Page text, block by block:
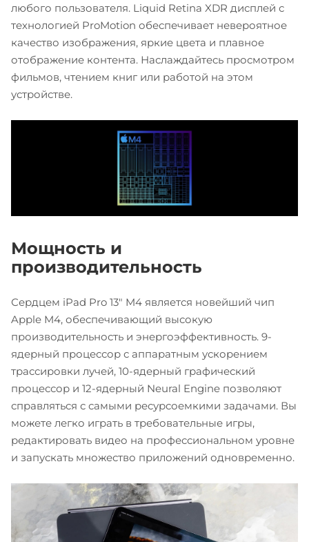
любого пользователя. Liquid Retina XDR дисплей с
технологией ProMotion обеспечивает невероятное
качество изображения, яркие цвета и плавное
отображение контента. Наслаждайтесь просмотром
фильмов, чтением книг или работой на этом
устройстве.
Мощность и
производительность
Сердцем iPad Pro 13" M4 является новейший чип
Apple M4, обеспечивающий высокую
производительность и энергоэффективность. 9-
ядерный процессор с аппаратным ускорением
трассировки лучей, 10-ядерный графический
процессор и 12-ядерный Neural Engine позволяют
справляться с самыми ресурсоемкими задачами. Вы
можете легко играть в требовательные игры,
редактировать видео на профессиональном уровне
и запускать множество приложений одновременно.